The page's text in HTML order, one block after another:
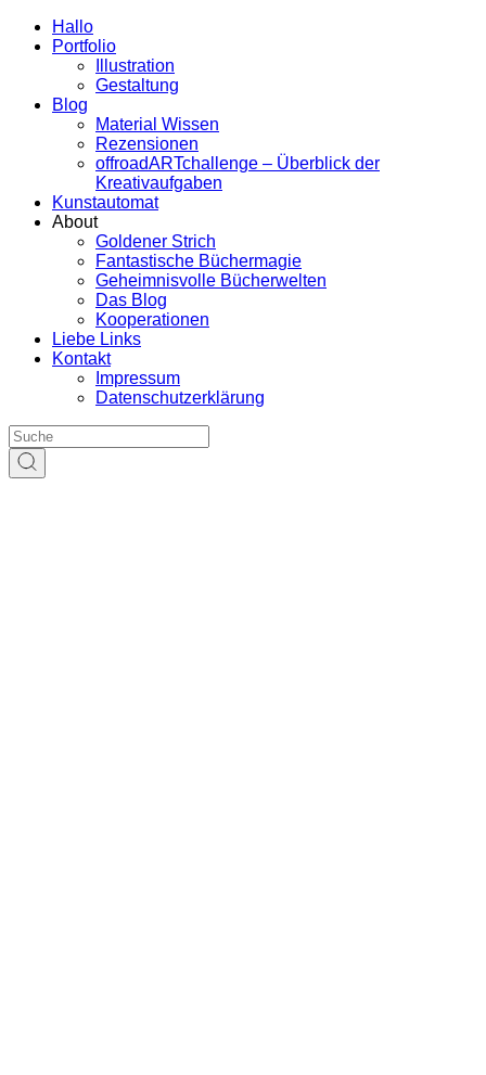
Hallo
Portfolio
Illustration
Gestaltung
Blog
Material Wissen
Rezensionen
offroadARTchallenge – Überblick der
Kreativaufgaben
Kunstautomat
About
Goldener Strich
Fantastische Büchermagie
Geheimnisvolle Bücherwelten
Das Blog
Kooperationen
Liebe Links
Kontakt
Impressum
Datenschutzerklärung